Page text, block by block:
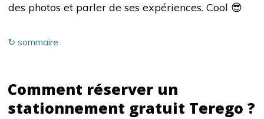
des photos et parler de ses expériences. Cool 😎
↻ sommaire
Comment réserver un
stationnement gratuit Terego ?